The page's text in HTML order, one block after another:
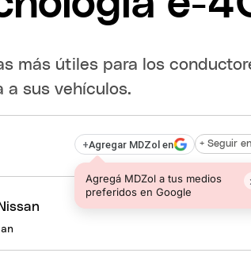
más útiles para los
a sus vehículos.
+Agregar MDZol en
Agregá MDZol a tus medios
preferidos en Google
+ Seguir en